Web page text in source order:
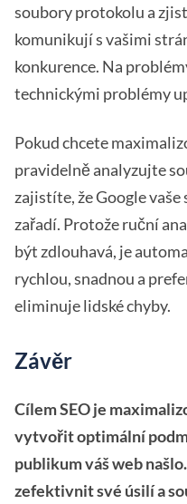
soubory protokolu a
komunikují s vašimi
konkurence. Na
technickými problémy
Pokud chcete
pravidelně analyzujte
zajistíte, že Google
zařadí. Protože ruční
být zdlouhavá, je
rychlou, snadnou a
eliminuje lidské chyby.
Závěr
Cílem SEO je
vytvořit optimální
publikum váš web
zefektivnit své úsilí a